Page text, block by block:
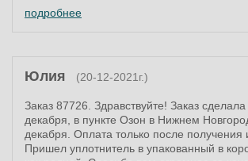
подробнее
Юлия (20-12-2021г.)
Заказ 87726. Здравствуйте! Заказ
декабря, в пункте Озон в Нижнем
декабря. Оплата только после получения
Пришел уплотнитель в упакованный в